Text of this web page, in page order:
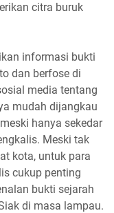
citra buruk
informasi bukti
dan berfose di
media tentang
mudah dijangkau
hanya sekedar
Meski tak
kota, untuk para
cukup penting
bukti sejarah
di masa lampau.